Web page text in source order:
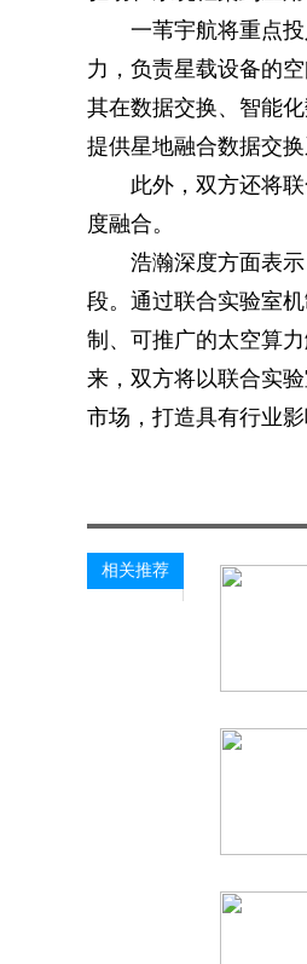
一苇宇航将重点
力，负责星载设备的
其在数据交换、智能
提供星地融合数据交
此外，双方还将
度融合。
浩瀚深度方面表
段。通过联合实验室
制、可推广的太空算
来，双方将以联合实
市场，打造具有行业
相关推荐